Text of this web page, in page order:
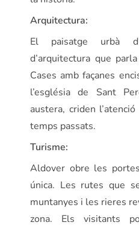
Arquitectura:
El paisatge urbà
d’arquitectura que
Cases amb façanes
l’església de Sant
austera, criden
temps passats.
Turisme:
Aldover obre les
única. Les rutes que
muntanyes i les rieres
zona. Els visitants